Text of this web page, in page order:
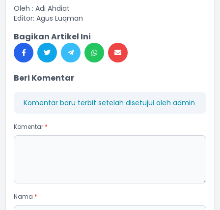
Oleh : Adi Ahdiat
Editor: Agus Luqman
Bagikan Artikel Ini
Beri Komentar
Komentar baru terbit setelah disetujui oleh admin
Komentar *
Nama *